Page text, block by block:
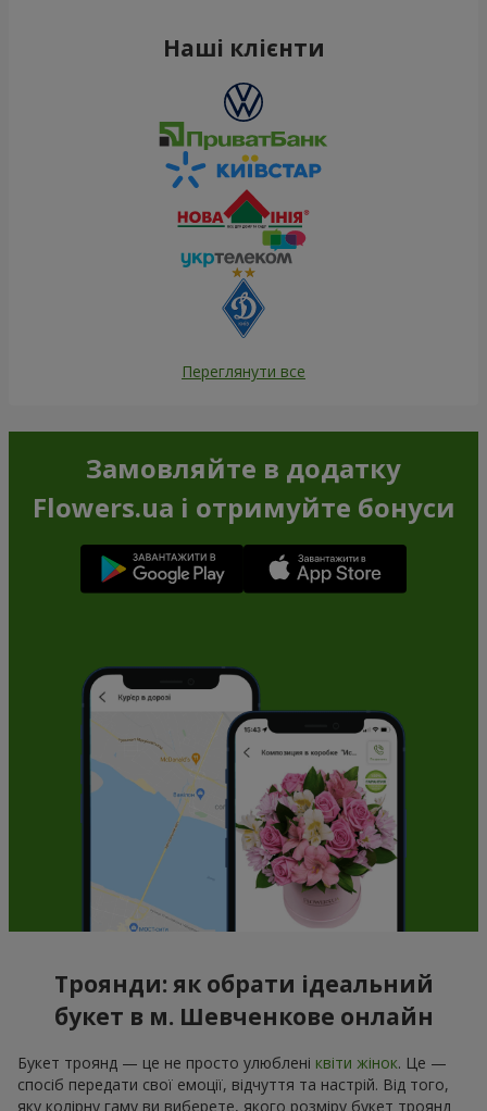
Наші клієнти
Переглянути все
Замовляйте в додатку
Flowers.ua і отримуйте бонуси
Троянди: як обрати ідеальний
букет в м. Шевченкове онлайн
Букет троянд — це не просто улюблені квіти жінок. Це —
спосіб передати свої емоції, відчуття та настрій. Від того,
яку колірну гаму ви виберете, якого розміру букет троянд